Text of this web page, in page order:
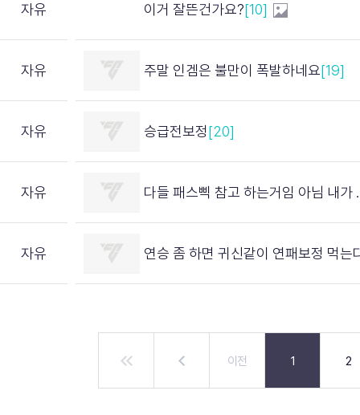
자유 이거 잘뜬건가요?[10]
자유 주말 인겜은 불만이 폭발하네요[19]
자유 승급전보정[20]
자유 다들 패스삑 참고 하는거임 아님 내가 예민한거임
자유 연승 좀 하면 귀신같이 연패보정 먹는
이전 1 2